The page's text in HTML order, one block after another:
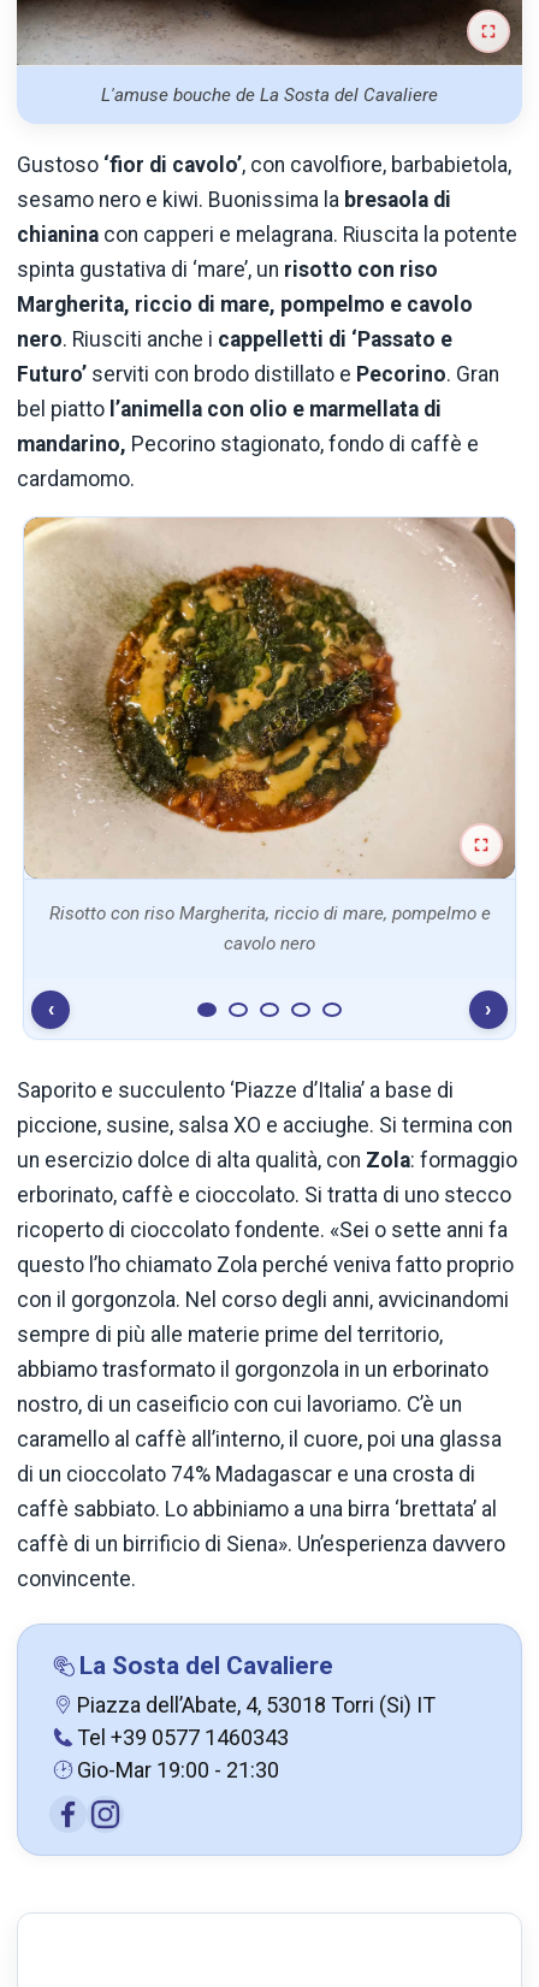
L'amuse bouche de La Sosta del Cavaliere
Gustoso ‘fior di cavolo’, con cavolfiore, barbabietola,
sesamo nero e kiwi. Buonissima la bresaola di
chianina con capperi e melagrana. Riuscita la potente
spinta gustativa di ‘mare’, un risotto con riso
Margherita, riccio di mare, pompelmo e cavolo
nero. Riusciti anche i cappelletti di ‘Passato e
Futuro’ serviti con brodo distillato e Pecorino. Gran
bel piatto l’animella con olio e marmellata di
mandarino, Pecorino stagionato, fondo di caffè e
cardamomo.
Risotto con riso Margherita, riccio di mare, pompelmo e
cavolo nero
‹ ›
Saporito e succulento ‘Piazze d’Italia’ a base di
piccione, susine, salsa XO e acciughe. Si termina con
un esercizio dolce di alta qualità, con Zola: formaggio
erborinato, caffè e cioccolato. Si tratta di uno stecco
ricoperto di cioccolato fondente. «Sei o sette anni fa
questo l’ho chiamato Zola perché veniva fatto proprio
con il gorgonzola. Nel corso degli anni, avvicinandomi
sempre di più alle materie prime del territorio,
abbiamo trasformato il gorgonzola in un erborinato
nostro, di un caseificio con cui lavoriamo. C’è un
caramello al caffè all’interno, il cuore, poi una glassa
di un cioccolato 74% Madagascar e una crosta di
caffè sabbiato. Lo abbiniamo a una birra ‘brettata’ al
caffè di un birrificio di Siena». Un’esperienza davvero
convincente.
La Sosta del Cavaliere
Piazza dell’Abate, 4, 53018 Torri (Si) IT
Tel +39 0577 1460343
Gio-Mar 19:00 - 21:30